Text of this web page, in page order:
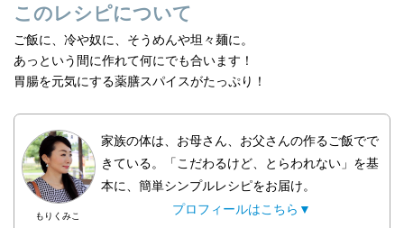
このレシピについて
ご飯に、冷や奴に、そうめんや坦々麺に。
あっという間に作れて何にでも合います！
胃腸を元気にする薬膳スパイスがたっぷり！
もりくみこ
家族の体は、お母さん、お父さんの作るご飯でで
きている。「こだわるけど、とらわれない」を基
本に、簡単シンプルレシピをお届け。
プロフィールはこちら▼